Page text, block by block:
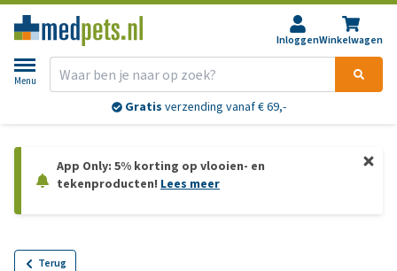
InloggenWinkelwagen
Menu
Gratis verzending vanaf € 69,-
App Only: 5% korting op vlooien- en
tekenproducten! Lees meer
Terug